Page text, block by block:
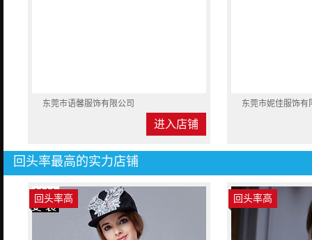
东莞市语馨服饰有限公司
进入店铺
东莞市妮佳服饰有
回头率最高的实力店铺
回头率高 回头率高